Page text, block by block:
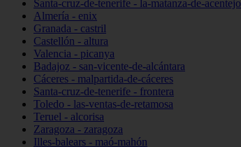
Santa-cruz-de-tenerife - la-matanza-de-acentejo
Almería - enix
Granada - castril
Castellón - altura
Valencia - picanya
Badajoz - san-vicente-de-alcántara
Cáceres - malpartida-de-cáceres
Santa-cruz-de-tenerife - frontera
Toledo - las-ventas-de-retamosa
Teruel - alcorisa
Zaragoza - zaragoza
Illes-balears - maó-mahón